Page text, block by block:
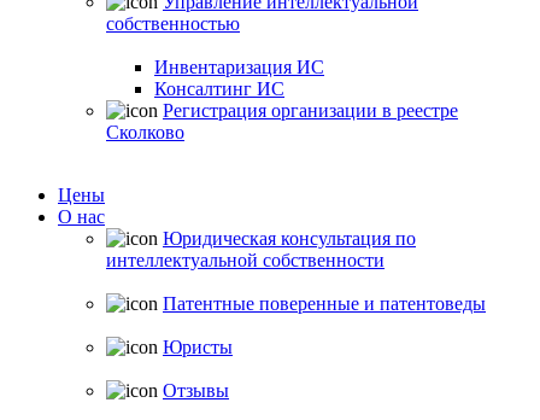
собственностью
Инвентаризация ИС
Консалтинг ИС
Регистрация организации в реестре
Сколково
Цены
О нас
Юридическая консультация по
интеллектуальной собственности
Патентные поверенные и патентоведы
Юристы
Отзывы